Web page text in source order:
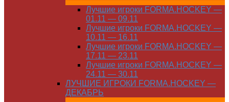
Лучшие игроки FORMA.HOCKEY —
01.11 — 09.11
Лучшие игроки FORMA.HOCKEY —
10.11 — 16.11
Лучшие игроки FORMA.HOCKEY —
17.11 — 23.11
Лучшие игроки FORMA.HOCKEY —
24.11 — 30.11
ЛУЧШИЕ ИГРОКИ FORMA.HOCKEY —
ДЕКАБРЬ